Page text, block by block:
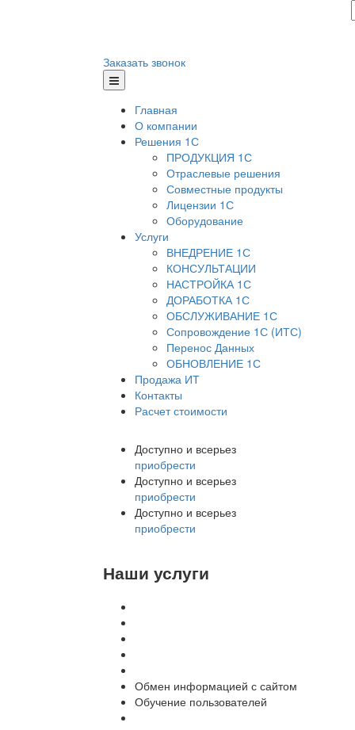
Заказать звонок
Главная
О компании
Решения 1С
ПРОДУКЦИЯ 1С
Отраслевые решения
Совместные продукты
Лицензии 1С
Оборудование
Услуги
ВНЕДРЕНИЕ 1С
КОНСУЛЬТАЦИИ
НАСТРОЙКА 1С
ДОРАБОТКА 1С
ОБСЛУЖИВАНИЕ 1С
Сопровождение 1С (ИТС)
Перенос Данных
ОБНОВЛЕНИЕ 1С
Продажа ИТ
Контакты
Расчет стоимости
Доступно и всерьез
приобрести
Доступно и всерьез
приобрести
Доступно и всерьез
приобрести
Наши услуги
Обмен информацией с сайтом
Обучение пользователей